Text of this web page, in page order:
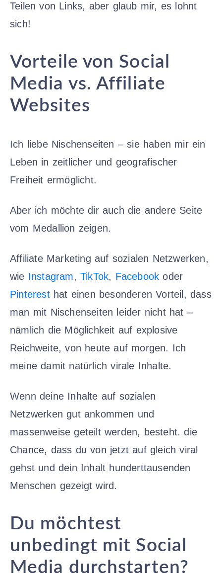
Teilen von Links, aber glaub mir, es lohnt
sich!
Vorteile von Social
Media vs. Affiliate
Websites
Ich liebe Nischenseiten – sie haben mir ein
Leben in zeitlicher und geografischer
Freiheit ermöglicht.
Aber ich möchte dir auch die andere Seite
vom Medallion zeigen.
Affiliate Marketing auf sozialen Netzwerken,
wie Instagram,TikTok, Facebook oder
Pinteresthat einen besonderen Vorteil, dass
man mit Nischenseiten leider nicht hat –
nämlich die Möglichkeit auf explosive
Reichweite, von heute auf morgen. Ich
meine damit natürlich virale Inhalte.
Wenn deine Inhalte auf sozialen
Netzwerken gut ankommen und
massenweise geteilt werden, besteht. die
Chance, dass du von jetzt auf gleich viral
gehst und dein Inhalt hunderttausenden
Menschen gezeigt wird.
Du möchtest
unbedingt mit Social
Media durchstarten?